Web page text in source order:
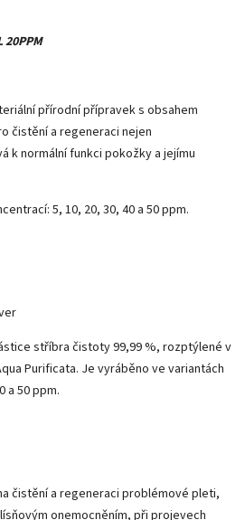
20PPM
přírodní přípravek s obsahem
čistění a regeneraci nejen
k normální funkci pokožky a jejímu
5, 10, 20, 30, 40 a 50 ppm.
stříbra čistoty 99,99 %, rozptýlené v
Purificata. Je vyráběno ve variantách
a 50 ppm.
čistění a regeneraci problémové pleti,
onemocněním, při projevech